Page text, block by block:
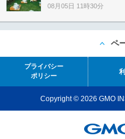
08月05日 11時30分
ペ
プライバシー
ポリシー
Copyright © 2026 GMO